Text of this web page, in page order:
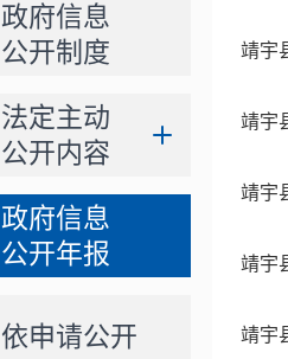
政府信息
公开制度
法定主动
公开内容
政府信息
公开年报
依申请公开
靖宇
靖宇
靖宇
靖宇
靖宇